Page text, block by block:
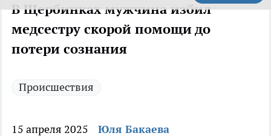
В Щербинках мужчина избил
медсестру скорой помощи до
потери сознания
Происшествия
15 апреля 2025 Юля Бакаева